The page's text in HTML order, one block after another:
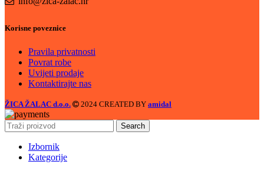
Korisne poveznice
Pravila privatnosti
Povrat robe
Uvijeti prodaje
Kontaktirajte nas
ŽICA ŽALAC d.o.o. 2024 CREATED BY amidal
Search
Izbornik
Kategorije